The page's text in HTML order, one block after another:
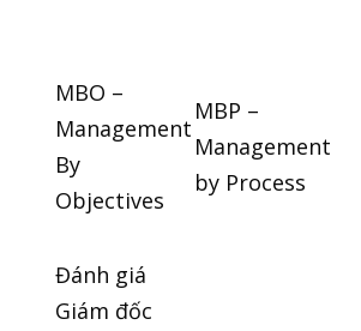
MBO –
Management
By
Objectives
MBP –
Management
by Process
Đánh giá
Giám đốc